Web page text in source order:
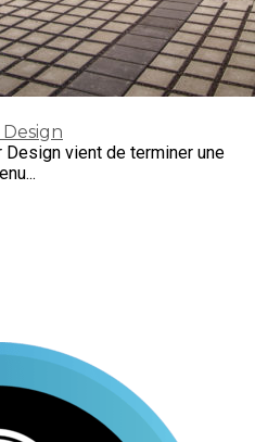
vient de terminer une